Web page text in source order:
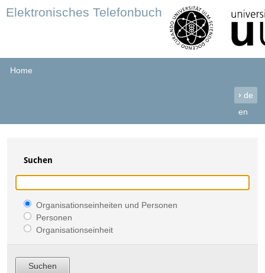
Elektronisches Telefonbuch
Home
› de
en
Suchen
Organisationseinheiten und Personen
Personen
Organisationseinheit